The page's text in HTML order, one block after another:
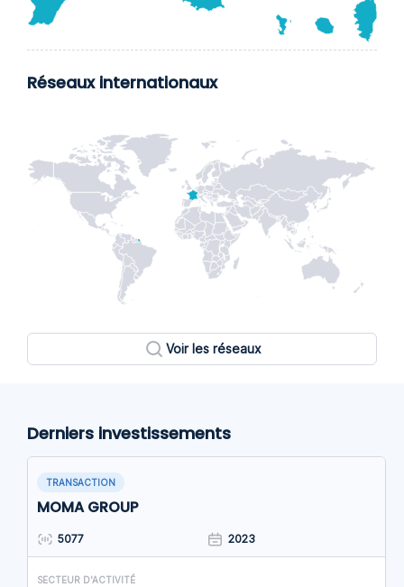
Réseaux internationaux
Voir les réseaux
Derniers investissements
TRANSACTION
MOMA GROUP
5077 2023
SECTEUR D'ACTIVITÉ